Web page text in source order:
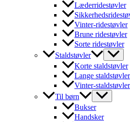
Læderridestøvler
Vinter-ridestøvler
Brune ridestøvler
Sorte ridestøvler
Staldstøvler
Korte staldstøvler
Lange staldstøvler
Vinter-staldstøvler
Til børn
Bukser
Handsker